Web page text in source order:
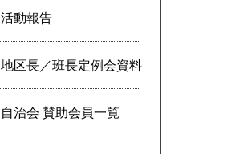
活動報告
地区長／班長定例会資料
自治会 賛助会員一覧